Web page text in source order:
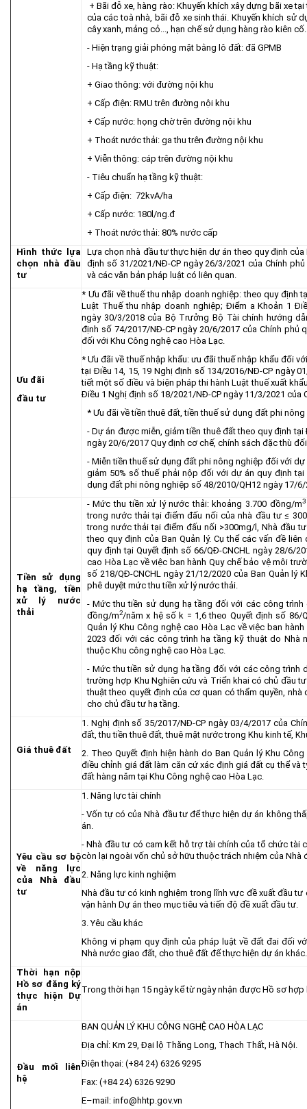
+ Bãi đỗ xe, hàng rào: Khuyến khích xây dựng bãi xe
của các toà nhà, bãi đỗ xe sinh thái. Khuyến khích sử
cây xanh, mảng cỏ..., hạn chế sử dụng hàng rào kiên cố.
- Hiện trạng giải phóng mặt bằng lô đất: đã GPMB
- Hạ tầng kỹ thuật:
+ Giao thông: với đường nội khu
+ Cấp điện: RMU trên đường nội khu
+ Cấp nước: họng chờ trên đường nội khu
+ Thoát nước thải: ga thu trên đường nội khu
+ Viễn thông: cáp trên đường nội khu
- Tiêu chuẩn hạ tầng kỹ thuật:
+ Cấp điện: 72kvA/ha
+ Cấp nước: 180l/ng.đ
+ Thoát nước thải: 80% nước cấp
Hình thức lựa
chọn nhà đầu
tư
Lựa chọn nhà đầu tư thực hiện dự án theo quy định
định số 31/2021/NĐ-CP ngày 26/3/2021 của Chính
và các văn bản pháp luật có liên quan.
Ưu đãi
đầu tư
* Ưu đãi về thuế thu nhập doanh nghiệp: theo quy định
Luật Thuế thu nhập doanh nghiệp; Điểm a Khoản 1
ngày 30/3/2018 của Bộ Trưởng Bộ Tài chính hướng
định số 74/2017/NĐ-CP ngày 20/6/2017 của Chính phủ
đối với Khu Công nghệ cao Hòa Lạc.
* Ưu đãi về thuế nhập khẩu: ưu đãi thuế nhập khẩu đối
tại Ðiều 14, 15, 19 Nghị định số 134/2016/NÐ-CP ngày
tiết một số điều và biện pháp thi hành Luật thuế xuất
Điều 1 Nghị định số 18/2021/NĐ-CP ngày 11/3/2021 của
* Ưu đãi về tiền thuê đất, tiền thuế sử dụng đất phi
- Dự án được miễn, giảm tiền thuê đất theo quy định
ngày 20/6/2017 Quy định cơ chế, chính sách đặc thù
- Miễn tiền thuế sử dụng đất phi nông nghiệp đối với
giảm 50% số thuế phải nộp đối với dự án quy định
dụng đất phi nông nghiệp số 48/2010/QH12 ngày 17/
Tiền sử dụng
hạ tầng, tiền
xử lý nước
thải
- Mức thu tiền xử lý nước thải: khoảng 3.700 đồng/m3
trong nước thải tại điểm đấu nối của nhà đầu tư ≤
trong nước thải tại điểm đấu nối >300mg/l, Nhà đầu
theo quy định của Ban Quản lý. Cụ thể các vấn đề
quy định tại Quyết định số 66/QĐ-CNCHL ngày 28/6/
cao Hòa Lạc về việc ban hành Quy chế bảo vệ môi
số 218/QĐ-CNCHL ngày 21/12/2020 của Ban Quản lý
phê duyệt mức thu tiền xử lý nước thải.
- Mức thu tiền sử dụng hạ tầng đối với các công
đồng/m2/năm x hệ số k = 1,6 theo Quyết định số 86/
Quản lý Khu Công nghệ cao Hòa Lạc về việc ban
2023 đối với các công trình hạ tầng kỹ thuật do Nhà
thuộc Khu công nghệ cao Hòa Lạc.
- Mức thu tiền sử dụng hạ tầng đối với các công trình
trường hợp Khu Nghiên cứu và Triển khai có chủ đầu
thuật theo quyết định của cơ quan có thẩm quyền,
cho chủ đầu tư hạ tầng.
Giá thuê đất
1. Nghị định số 35/2017/NĐ-CP ngày 03/4/2017 của
đất, thu tiền thuê đất, thuê mặt nước trong Khu kinh tế,
2. Theo Quyết định hiện hành do Ban Quản lý Khu
điều chỉnh giá đất làm căn cứ xác định giá đất cụ thể và
đất hàng năm tại Khu Công nghệ cao Hòa Lạc.
Yêu cầu sơ bộ
về năng lực
của Nhà đầu
tư
1. Năng lực tài chính
- Vốn tự có của Nhà đầu tư để thực hiện dự án không
án.
- Nhà đầu tư có cam kết hỗ trợ tài chính của tổ chức tài
còn lại ngoài vốn chủ sở hữu thuộc trách nhiệm của Nhà
2. Năng lực kinh nghiệm
Nhà đầu tư có kinh nghiệm trong lĩnh vực đề xuất đầu tư
vận hành Dự án theo mục tiêu và tiến độ đề xuất đầu tư.
3. Yêu cầu khác
Không vi phạm quy định của pháp luật về đất đai đối
Nhà nước giao đất, cho thuê đất để thực hiện dự án khác.
Thời hạn nộp
Hồ sơ đăng ký
thực hiện Dự
án
Trong thời hạn 15 ngày kể từ ngày nhận được Hồ sơ hợp
Đầu mối liên
hệ
BAN QUẢN LÝ KHU CÔNG NGHỆ CAO HÒA LẠC
Địa chỉ: Km 29, Đại lộ Thăng Long, Thạch Thất, Hà Nội.
Điện thọai: (+84 24) 6326 9295
Fax: (+84 24) 6326 9290
E–mail: info@hhtp.gov.vn